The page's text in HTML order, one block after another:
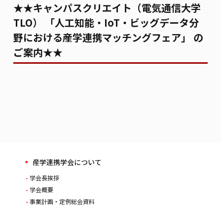
リンク集 学会書籍紹介 ご寄付のお願い
★★キャンパスクリエイト（電気通信大学
TLO） 「人工知能・IoT・ビッグデータ分
野における産学連携マッチングフェア」 の
ご案内★★
産学連携学会について
学会長挨拶
学会概要
事業計画・定例総会資料